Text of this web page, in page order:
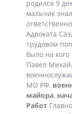
родился 9
мальчик
Адвоката
трудовом
было на кого
Павел
МО РФ,
майора,
Работ